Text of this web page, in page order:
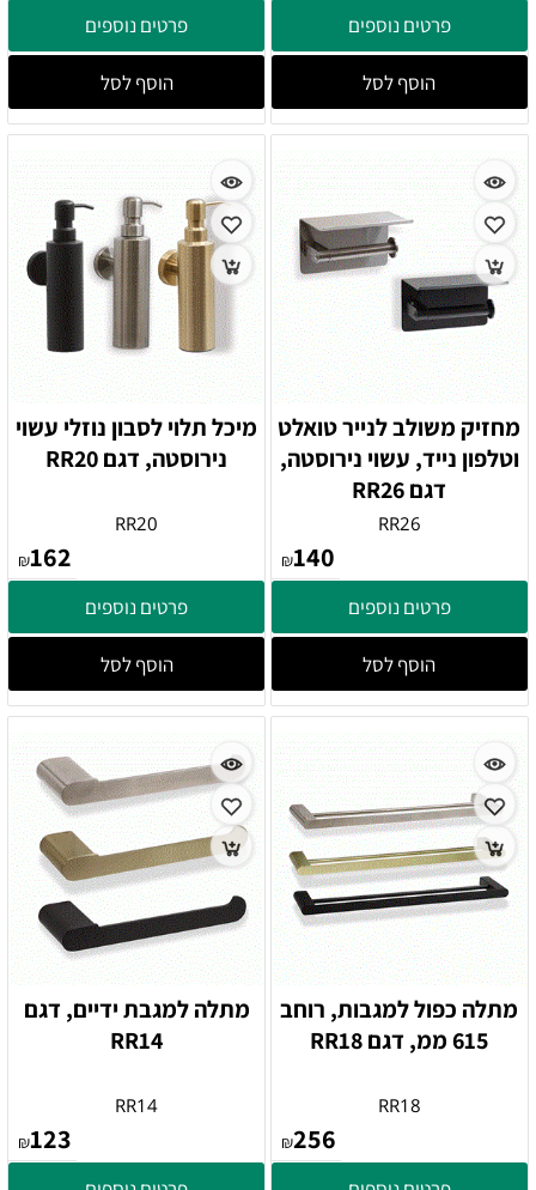
פרטים נוספים
הוסף לסל
פרטים נוספים
הוסף לסל
מחזיק משולב לנייר טואלט
וטלפון נייד, עשוי נירוסטה,
דגם RR26
RR26
₪140
פרטים נוספים
הוסף לסל
מיכל תלוי לסבון נוזלי עשוי
נירוסטה, דגם RR20
RR20
₪162
פרטים נוספים
הוסף לסל
מתלה כפול למגבות, רוחב
615 ממ, דגם RR18
RR18
₪256
מתלה למגבת ידיים, דגם
RR14
RR14
₪123